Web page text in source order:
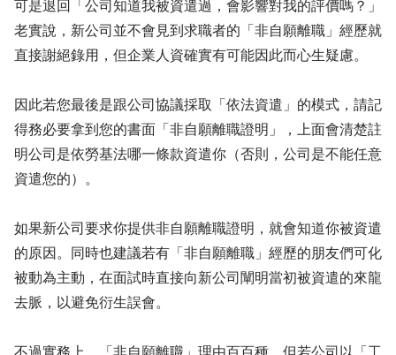
可是退回「公司知道我被資遣過，會影響對我的評價嗎？」
老實說，新公司並不會見到求職者的「非自願離職」經歷就
直接謝絕錄用，但企業人資確實有可能因此而心生疑慮。
因此若您最後是跟公司協議採取「依法資遣」的模式，請記
得務必要拿到您的書面「非自願離職證明」，上面會清楚註
明公司是依勞基法哪一條款資遣你（否則，公司是不能任意
資遣您的）。
如果新公司要求你提供非自願離職證明，就會知道你被資遣
的原因。同時也建議若有「非自願離職」經歷的朋友們可化
被動為主動，在面試時直接向新公司闡明當初被資遣的來龍
去脈，以避免衍生誤會。
不過實務上，「非自願離職」理由百百種，但若公司以「工